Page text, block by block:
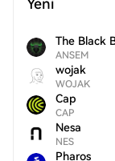
Yeni
The Black
ANSEM
wojak
WOJAK
Cap
CAP
Nesa
NES
Pharos